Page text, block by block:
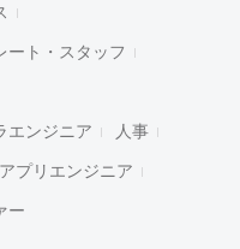
ート・スタッフ
エンジニア 人事
プリエンジニア
ー